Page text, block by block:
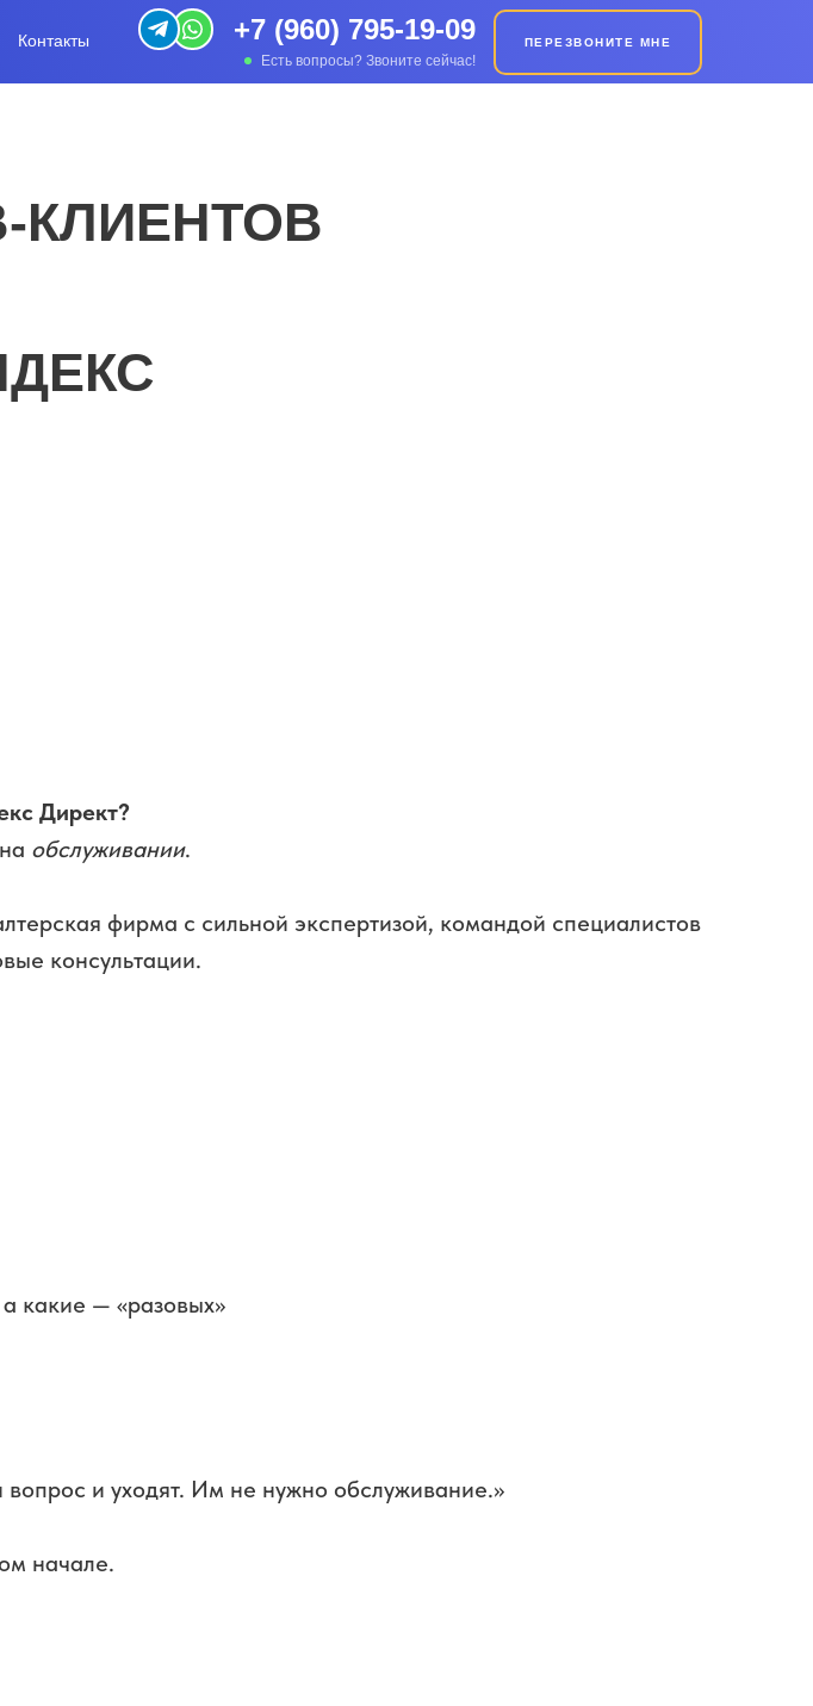
+7 (960) 795-19-09 ПЕРЕЗВОНИТЕ МНЕ
Контакты
Есть вопросы? Звоните сейчас!
КЛИЕНТОВ
Директ?
обслуживании.
фирма с сильной экспертизой, командой специалистов
консультации.
а какие — «разовых»
и уходят. Им не нужно обслуживание.»
начале.